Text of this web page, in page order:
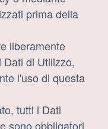
prima della
liberamente
di Utilizzo,
l'uso di questa
tutti i Dati
sono obbligatori.